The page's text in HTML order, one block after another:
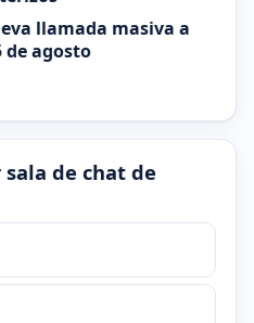
llamada masiva a
agosto
de chat de